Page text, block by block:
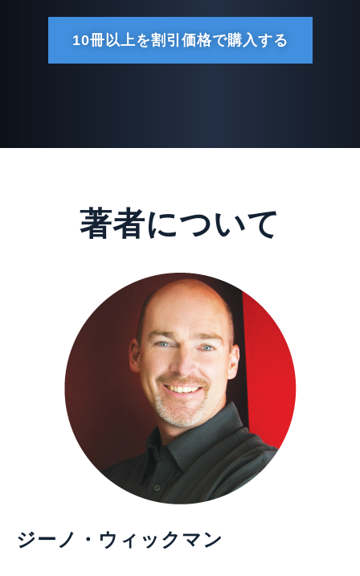
10冊以上を割引価格で購入する
著者について
ジーノ・ウィックマン